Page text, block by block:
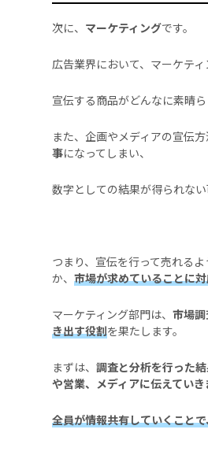
次に、 マーケティングです。
広告業界において、マーケテ
宣伝する商品がどんなに素晴
また、企画やメディアの宣伝方
事になってしまい、
数字としての結果が得られない
つまり、宣伝を行って売れるよ
か、 市場が求めていることに
マーケティング部門は、 市場
き出す役割を果たします。
まずは、 調査と分析を行った
や営業、メディアに伝えていき
全員が情報共有していくこと